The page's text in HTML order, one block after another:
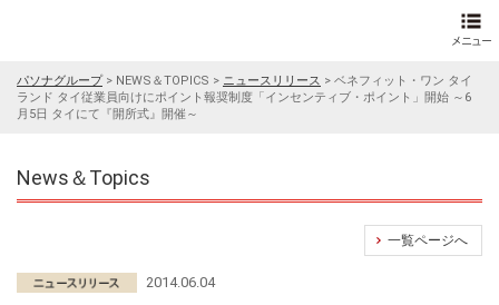
パソナグループ> NEWS＆TOPICS > ニュースリリース > ベネフィット・ワン タイ
ランド タイ従業員向けにポイント報奨制度「インセンティブ・ポイント」開始 ～6
月5日 タイにて『開所式』開催～
News＆Topics
一覧ページへ
2014.06.04